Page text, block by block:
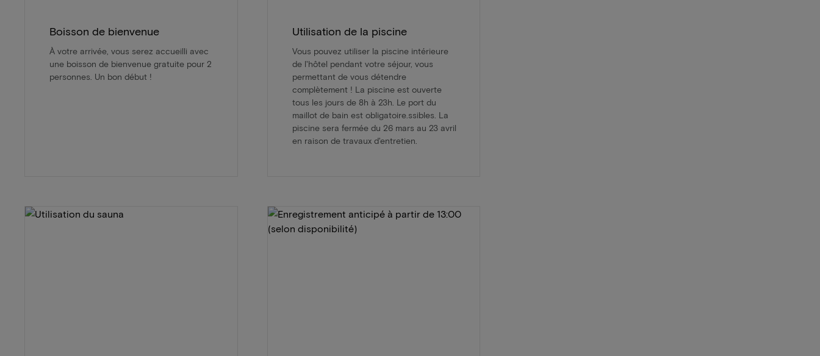
Boisson de bienvenue
À votre arrivée, vous serez accueilli avec
une boisson de bienvenue gratuite pour 2
personnes. Un bon début !
Utilisation de la piscine
Vous pouvez utiliser la piscine intérieure
de l'hôtel pendant votre séjour, vous
permettant de vous détendre
complètement ! La piscine est ouverte
tous les jours de 8h à 23h. Le port du
maillot de bain est obligatoire.ssibles. La
piscine sera fermée du 26 mars au 23 avril
en raison de travaux d'entretien.